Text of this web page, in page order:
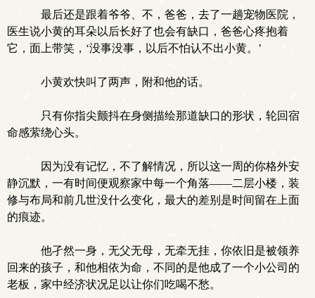
最后还是跟着爷爷、不，爸爸，去了一趟宠物医院，
医生说小黄的耳朵以后长好了也会有缺口，爸爸心疼抱着
它，面上带笑，‘没事没事，以后不怕认不出小黄。’
小黄欢快叫了两声，附和他的话。
只有你指尖颤抖在身侧描绘那道缺口的形状，轮回宿
命感萦绕心头。
因为没有记忆，不了解情况，所以这一周的你格外安
静沉默，一有时间便观察家中每一个角落——二层小楼，装
修与布局和前几世没什么变化，最大的差别是时间留在上面
的痕迹。
他孑然一身，无父无母，无牵无挂，你依旧是被领养
回来的孩子，和他相依为命，不同的是他成了一个小公司的
老板，家中经济状况足以让你们吃喝不愁。